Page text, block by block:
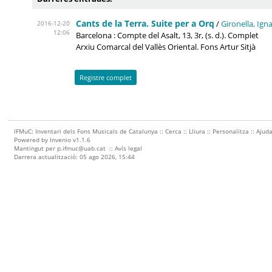
2016-12-20
12:06
Cants de la Terra. Suite per a Orq /Gironella,
Barcelona : Compte del Asalt, 13, 3r, (s. d.). Complet
Arxiu Comarcal del Vallès Oriental. Fons Artur Sitjà
Registre complet
IFMuC: Inventari dels Fons Musicals de Catalunya ::Cerca :: Lliura :: Personalitza ::
Powered by Invenio v1.1.6
Mantingut per p.ifmuc@uab.cat ::Avís legal
Darrera actualització: 05 ago 2026, 15:44